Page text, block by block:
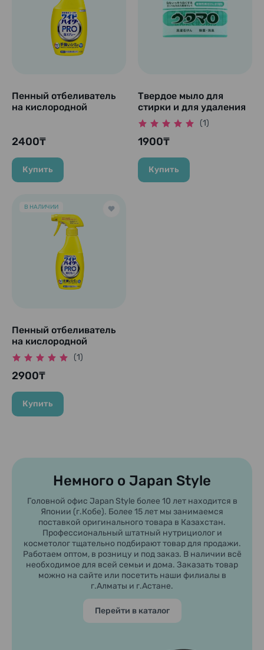
Пенный отбеливатель
на кислородной
"Haiter PRO", 300 мл
2400₸
Купить
Твердое мыло для
стирки и для удаления
грязи "Utamaro Soap"
133 гр.
(1)
1900₸
Купить
В НАЛИЧИИ
Пенный отбеливатель
на кислородной
основе, безопасный
для цветных вещей
"Haiter PRO", 300 мл.
(1)
2900₸
Купить
Немного о Japan Style
Головной офис Japan Style более 10 лет находится в
Японии (г.Кобе). Более 15 лет мы занимаемся
поставкой оригинального товара в Казахстан.
Профессиональный штатный нутрициолог и
косметолог тщательно подбирают товар для продажи.
Работаем оптом, в розницу и под заказ. В наличии всё
необходимое для всей семьи и дома. Заказать товар
можно на сайте или посетить наши филиалы в
г.Алматы и г.Астане.
Перейти в каталог